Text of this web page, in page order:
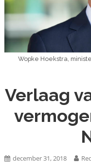
Wopke Hoekstra,
Verlaag
december 31, 2018